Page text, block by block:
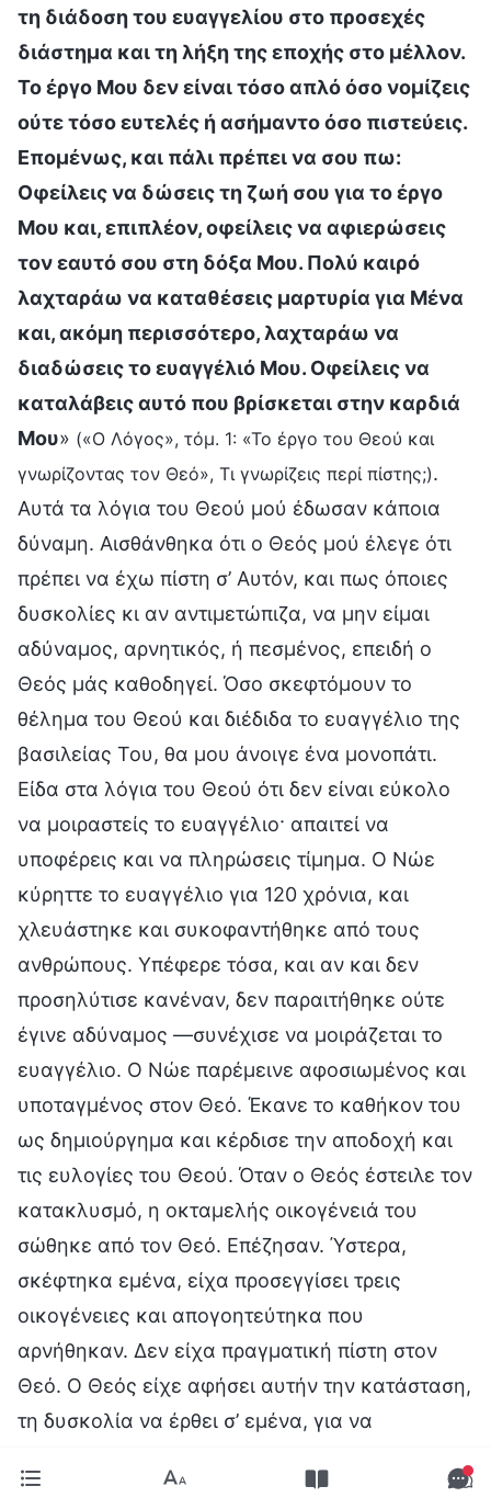
τη διάδοση του ευαγγελίου στο προσεχές
διάστημα και τη λήξη της εποχής στο μέλλον.
Το έργο Μου δεν είναι τόσο απλό όσο νομίζεις
ούτε τόσο ευτελές ή ασήμαντο όσο πιστεύεις.
Επομένως, και πάλι πρέπει να σου πω:
Οφείλεις να δώσεις τη ζωή σου για το έργο
Μου και, επιπλέον, οφείλεις να αφιερώσεις
τον εαυτό σου στη δόξα Μου. Πολύ καιρό
λαχταράω να καταθέσεις μαρτυρία για Μένα
και, ακόμη περισσότερο, λαχταράω να
διαδώσεις το ευαγγέλιό Μου. Οφείλεις να
καταλάβεις αυτό που βρίσκεται στην καρδιά
Μου» («Ο Λόγος», τόμ. 1: «Το έργο του Θεού και
γνωρίζοντας τον Θεό», Τι γνωρίζεις περί πίστης;).
Αυτά τα λόγια του Θεού μού έδωσαν κάποια
δύναμη. Αισθάνθηκα ότι ο Θεός μού έλεγε ότι
πρέπει να έχω πίστη σ’ Αυτόν, και πως όποιες
δυσκολίες κι αν αντιμετώπιζα, να μην είμαι
αδύναμος, αρνητικός, ή πεσμένος, επειδή ο
Θεός μάς καθοδηγεί. Όσο σκεφτόμουν το
θέλημα του Θεού και διέδιδα το ευαγγέλιο της
βασιλείας Του, θα μου άνοιγε ένα μονοπάτι.
Είδα στα λόγια του Θεού ότι δεν είναι εύκολο
να μοιραστείς το ευαγγέλιο· απαιτεί να
υποφέρεις και να πληρώσεις τίμημα. Ο Νώε
κύρηττε το ευαγγέλιο για 120 χρόνια, και
χλευάστηκε και συκοφαντήθηκε από τους
ανθρώπους. Υπέφερε τόσα, και αν και δεν
προσηλύτισε κανέναν, δεν παραιτήθηκε ούτε
έγινε αδύναμος —συνέχισε να μοιράζεται το
ευαγγέλιο. Ο Νώε παρέμεινε αφοσιωμένος και
υποταγμένος στον Θεό. Έκανε το καθήκον του
ως δημιούργημα και κέρδισε την αποδοχή και
τις ευλογίες του Θεού. Όταν ο Θεός έστειλε τον
κατακλυσμό, η οκταμελής οικογένειά του
σώθηκε από τον Θεό. Επέζησαν. Ύστερα,
σκέφτηκα εμένα, είχα προσεγγίσει τρεις
οικογένειες και απογοητεύτηκα που
αρνήθηκαν. Δεν είχα πραγματική πίστη στον
Θεό. Ο Θεός είχε αφήσει αυτήν την κατάσταση,
τη δυσκολία να έρθει σ’ εμένα, για να
είτε είχαν αποδεχθεί το ευαγγέλιο είτε όχι,